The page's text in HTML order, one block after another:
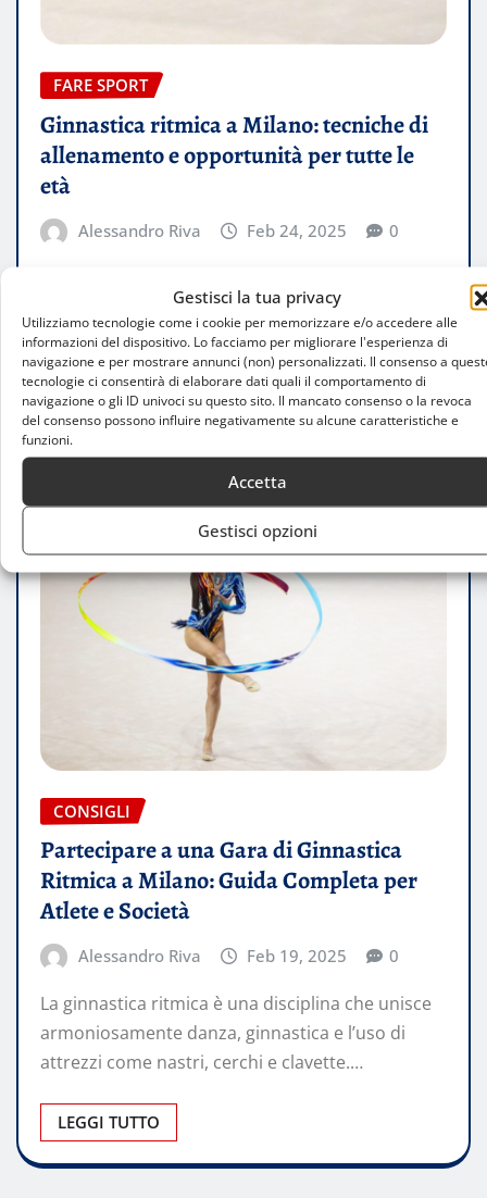
Gestisci la tua privacy
Utilizziamo tecnologie come i cookie per memorizzare e/o accedere alle
informazioni del dispositivo. Lo facciamo per migliorare l'esperienza di
navigazione e per mostrare annunci (non) personalizzati. Il consenso a
tecnologie ci consentirà di elaborare dati quali il comportamento di
navigazione o gli ID univoci su questo sito. Il mancato consenso o la revoca
del consenso possono influire negativamente su alcune caratteristiche e
funzioni.
Accetta
Gestisci opzioni
FARE SPORT
Ginnastica ritmica a Milano: tecniche di
allenamento e opportunità per tutte le
età
Alessandro Riva Feb 24, 2025 0
ritmica è una disciplina sportiva che combina
elementi di danza, ginnastica e utilizzo di…
LEGGI TUTTO
CONSIGLI
Partecipare a una Gara di Ginnastica
Ritmica a Milano: Guida Completa per
Atlete e Società
Alessandro Riva Feb 19, 2025 0
La ginnastica ritmica è una disciplina che unisce
armoniosamente danza, ginnastica e l’uso di
attrezzi come nastri, cerchi e clavette.…
LEGGI TUTTO